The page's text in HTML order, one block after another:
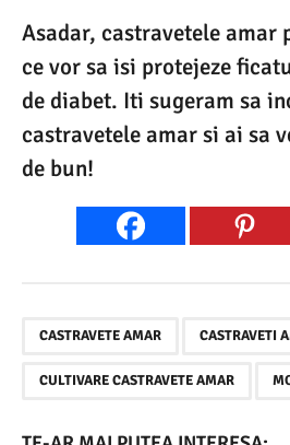
Asadar, castravetele amar
ce vor sa isi protejeze
de diabet. Iti sugeram sa
castravetele amar si ai sa
de bun!
CASTRAVETE AMAR CASTRAVETI
CULTIVARE CASTRAVETE AMAR